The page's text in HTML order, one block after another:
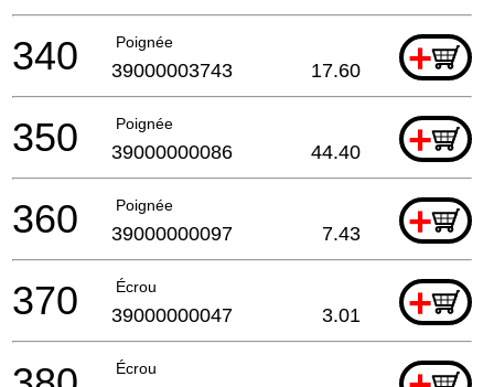
Poignée +
340 39000003743 17.60
Poignée +
350 39000000086 44.40
Poignée +
360 39000000097 7.43
Écrou +
370 39000000047 3.01
Écrou